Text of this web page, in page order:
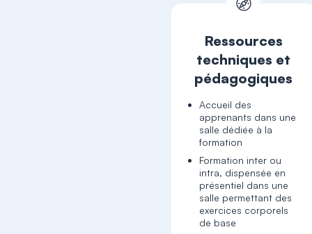
Ressources
techniques et
pédagogiques
Accueil des
apprenants dans une
salle dédiée à la
formation
Formation inter ou
intra, dispensée en
présentiel dans une
salle permettant des
exercices corporels
de base